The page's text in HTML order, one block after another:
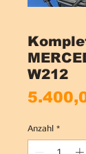
W212
Anzahl *